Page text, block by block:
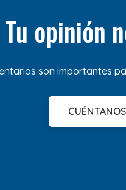
Tu opinión
son importantes